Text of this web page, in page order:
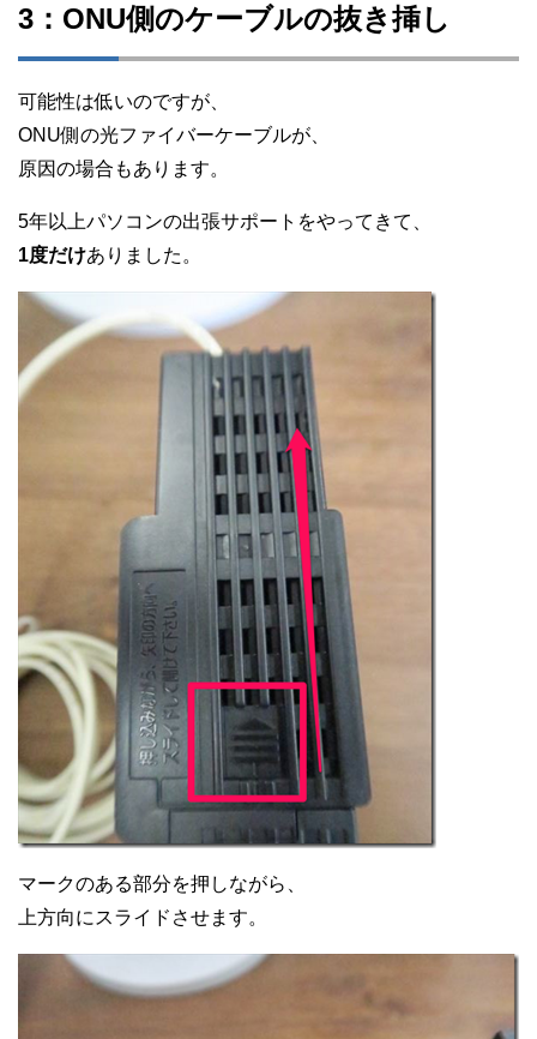
3：ONU側のケーブルの抜き挿し
可能性は低いのですが、
ONU側の光ファイバーケーブルが、
原因の場合もあります。
5年以上パソコンの出張サポートをやってきて、
1度だけありました。
マークのある部分を押しながら、
上方向にスライドさせます。